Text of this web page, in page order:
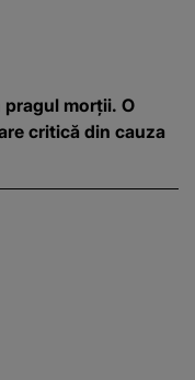
pragul morții. O
critică din cauza